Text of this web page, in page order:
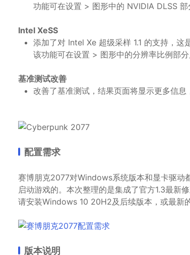
功能可在设置 > 图形中的 NVIDIA DLSS 部
Intel XeSS
添加了对 Intel Xe 超级采样 1.1 的支持，这
该功能可在设置 > 图形中的分辨率比例部分
基准测试改善
改善了基准测试，结果页面将显示更多信息
配置需求
赛博朋克2077对Windows系统版本和显卡驱动
启动游戏的。本次整理的是集成了官方1.3最新
请安装Windows 10 20H2及后续版本，或最新
版本说明